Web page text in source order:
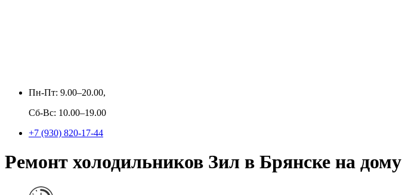
Пн-Пт: 9.00–20.00,
Сб-Вс: 10.00–19.00
+7 (930) 820-17-44
Ремонт холодильников Зил в Брянске на дому